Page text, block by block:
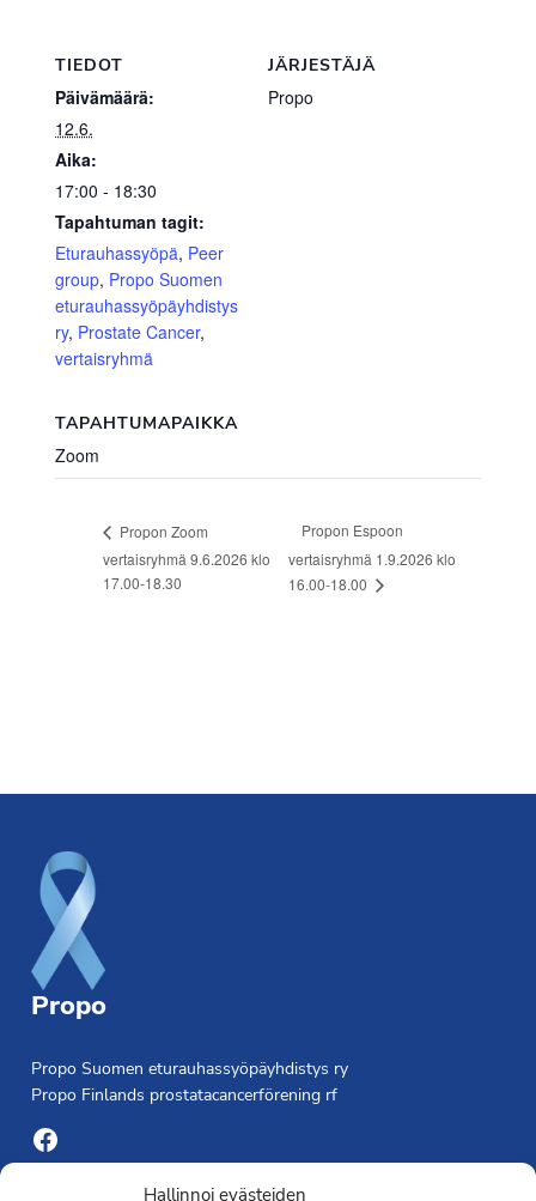
Hallinnoi evästeiden
TIEDOT
Päivämäärä:
12.6.
Aika:
17:00 - 18:30
Tapahtuman tagit:
Eturauhassyöpä, Peer
group, Propo Suomen
eturauhassyöpäyhdistys
ry, Prostate Cancer,
vertaisryhmä
JÄRJESTÄJÄ
Propo
TAPAHTUMAPAIKKA
Zoom
Propon Zoom
vertaisryhmä 9.6.2026 klo
17.00-18.30
Propon Espoon
vertaisryhmä 1.9.2026 klo
16.00-18.00
Propo
Propo Suomen eturauhassyöpäyhdistys ry
Propo Finlands prostatacancerförening rf
Facebook